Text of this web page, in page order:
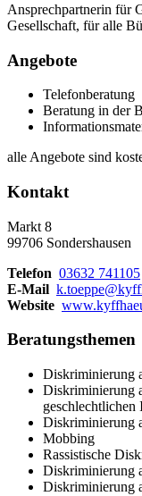
Ansprechpartnerin für
Gesellschaft, für alle
Angebote
Telefonberatung
Beratung in der
alle Angebote sind
Kontakt
Markt 8
99706 Sondershausen
Telefon 03632 741105
E-Mail
Website
Beratungsthemen
Diskriminierung
Diskriminierung
geschlechtlichen
Diskriminierung
Mobbing
Rassistische
Diskriminierung
Diskriminierung